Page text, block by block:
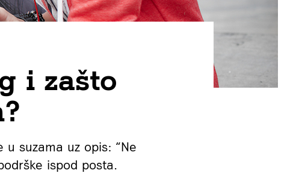
i zašto
suzama uz opis: “Ne
ispod posta.